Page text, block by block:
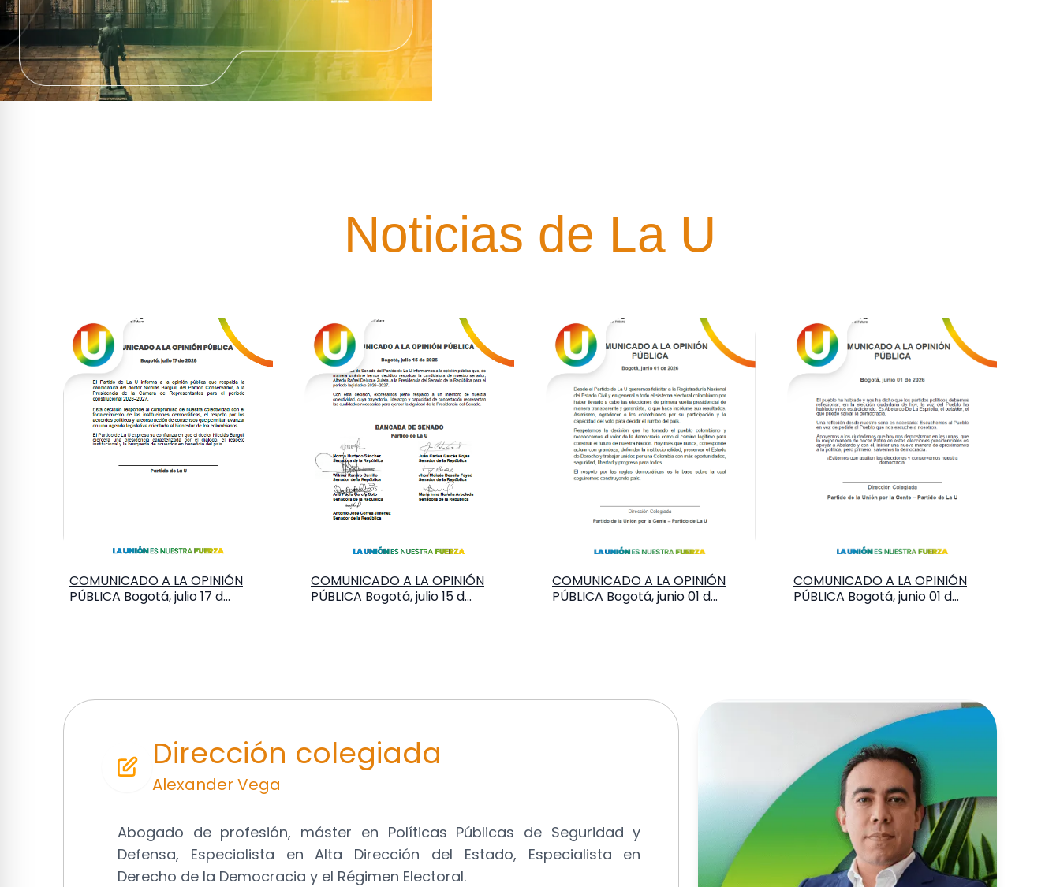
Noticias de La U
SABER MÁS ↗
COMUNICADO A LA OPINIÓN
PÚBLICA Bogotá, julio 17 d...
SABER MÁS ↗
COMUNICADO A LA OPINIÓN
PÚBLICA Bogotá, julio 15 d...
SABER MÁS ↗
COMUNICADO A LA OPINIÓN
PÚBLICA Bogotá, junio 01 d...
SABER MÁS ↗
COMUNICADO A LA OPINIÓN
PÚBLICA Bogotá, junio 01 d...
Dirección colegiada
Alexander Vega
Abogado de profesión, máster en Políticas Públicas de Seguridad y
Defensa, Especialista en Alta Dirección del Estado, Especialista en
Derecho de la Democracia y el Régimen Electoral.